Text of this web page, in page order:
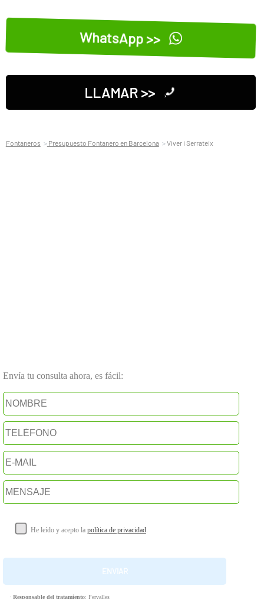
WhatsApp >>
LLAMAR >>
Fontaneros Presupuesto Fontanero en Barcelona Viver i Serrateix
Envía tu consulta ahora, es fácil:
He leído y acepto la política de privacidad.
· Responsable del tratamiento: Fervalles